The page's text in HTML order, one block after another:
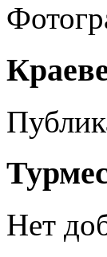
Нет